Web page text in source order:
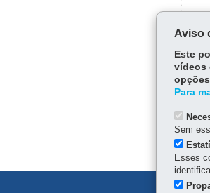
Aviso
Este
vídeos
Para
Sem
Esses